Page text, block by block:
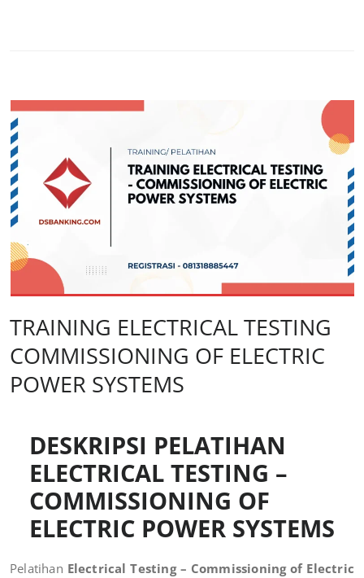
TRAINING ELECTRICAL TESTING
COMMISSIONING OF ELECTRIC
POWER SYSTEMS
DESKRIPSI PELATIHAN
ELECTRICAL TESTING –
COMMISSIONING OF
ELECTRIC POWER SYSTEMS
Pelatihan Electrical Testing – Commissioning of Electric